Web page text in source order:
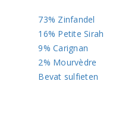
73% Zinfandel
16% Petite Sirah
9% Carignan
2% Mourvèdre
Bevat sulfieten